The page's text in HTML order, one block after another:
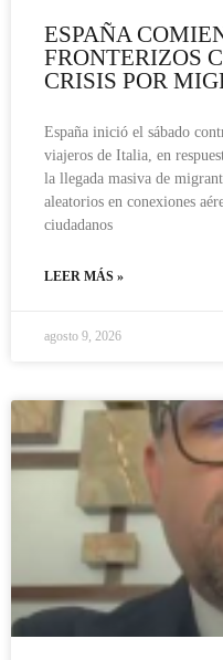
ESPAÑA
FRONTERIZOS
CRISIS POR
España inició el sábado
viajeros de Italia, en
la llegada masiva de
aleatorios en conexiones
ciudadanos
LEER MÁS »
agosto 9, 2026